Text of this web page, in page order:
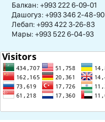
Балкан: +993 222 6-09-01
Дашогуз: +993 346 2-48-90
Лебап: +993 422 3-26-83
Мары: +993 522 6-04-93